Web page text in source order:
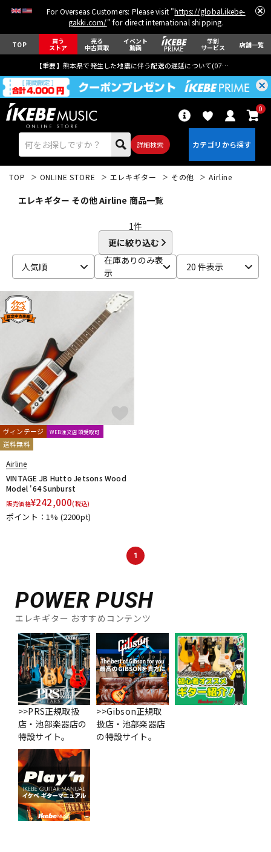
For Overseas Customers: Please visit "https://global.ikebe-
gakki.com/" for direct international shipping.
TOP 買う
ストア
売る
中古買取
イベント
動画
学割
サービス 店舗一覧
【重要】熊本県で発生した地震に伴う配送の遅延について(07月29日
詳細検索
0
ベース
キーボード
管楽器
DJ機器
配信/ライブ機器
中古 ヴィンテージ
TOP ONLINE STORE エレキギター その他 Airline
エレキギター その他 Airline 商品一覧
1件
更に絞り込む
人気順
在庫ありのみ表
示
20 件表示
ヴィンテージ WEB注文店頭受取可
送料無料
Airline
VINTAGE JB Hutto Jetsons Wood
Model '64 Sunburst
販売価格¥242,000(税込)
ポイント：1% (2200pt)
1
POWER PUSH
エレキギター おすすめコンテンツ
>>PRS正規取扱
店・池部楽器店の
特設サイト。
>>Gibson正規取
扱店・池部楽器店
の特設サイト。